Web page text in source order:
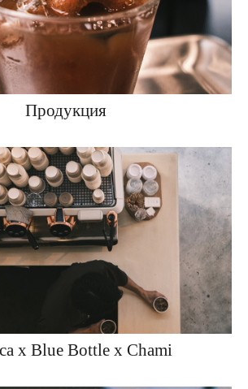
Продукция
x Blue Bottle x Chami